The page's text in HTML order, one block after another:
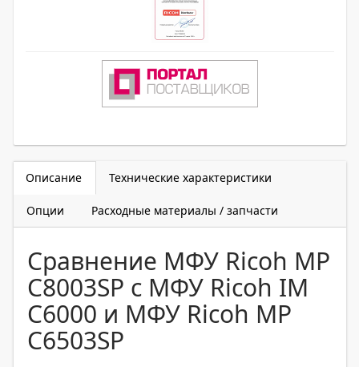
Описание Технические характеристики
Опции Расходные материалы / запчасти
Сравнение МФУ Ricoh MP
C8003SP с МФУ Ricoh IM
C6000 и МФУ Ricoh MP
C6503SP